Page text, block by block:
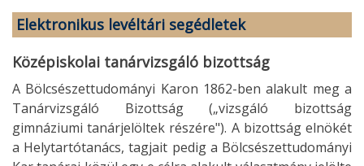
Elektronikus levéltári segédletek
Középiskolai tanárvizsgáló bizottság
A Bölcsészettudományi Karon 1862-ben alakult meg a
Tanárvizsgáló Bizottság („vizsgáló bizottság
gimnáziumi tanárjelöltek részére"). A bizottság elnökét
a Helytartótanács, tagjait pedig a Bölcsészettudományi